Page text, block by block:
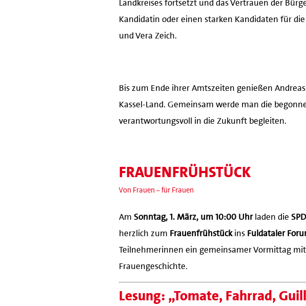
Kandidatin oder einen starken Kandidaten für
und Vera Zeich.
Bis zum Ende ihrer Amtszeiten genießen
Kassel-Land. Gemeinsam werde man die
verantwortungsvoll in die Zukunft begleiten.
FRAUENFRÜHSTÜCK
Von Frauen – für Frauen
Am Sonntag, 1. März, um 10:00 Uhrladen die
herzlich zum Frauenfrühstückins Fuldataler
Teilnehmerinnen ein gemeinsamer Vormittag
Frauengeschichte.
Lesung: „Tomate, Fahrrad,